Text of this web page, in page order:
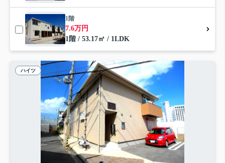
1階
7.6万円
1階 / 53.17㎡ / 1LDK
ハイツ